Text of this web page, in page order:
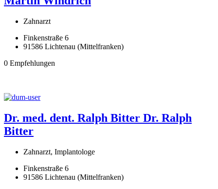
Zahnarzt
Finkenstraße 6
91586 Lichtenau (Mittelfranken)
0 Empfehlungen
Dr. med. dent. Ralph Bitter Dr. Ralph
Bitter
Zahnarzt, Implantologe
Finkenstraße 6
91586 Lichtenau (Mittelfranken)